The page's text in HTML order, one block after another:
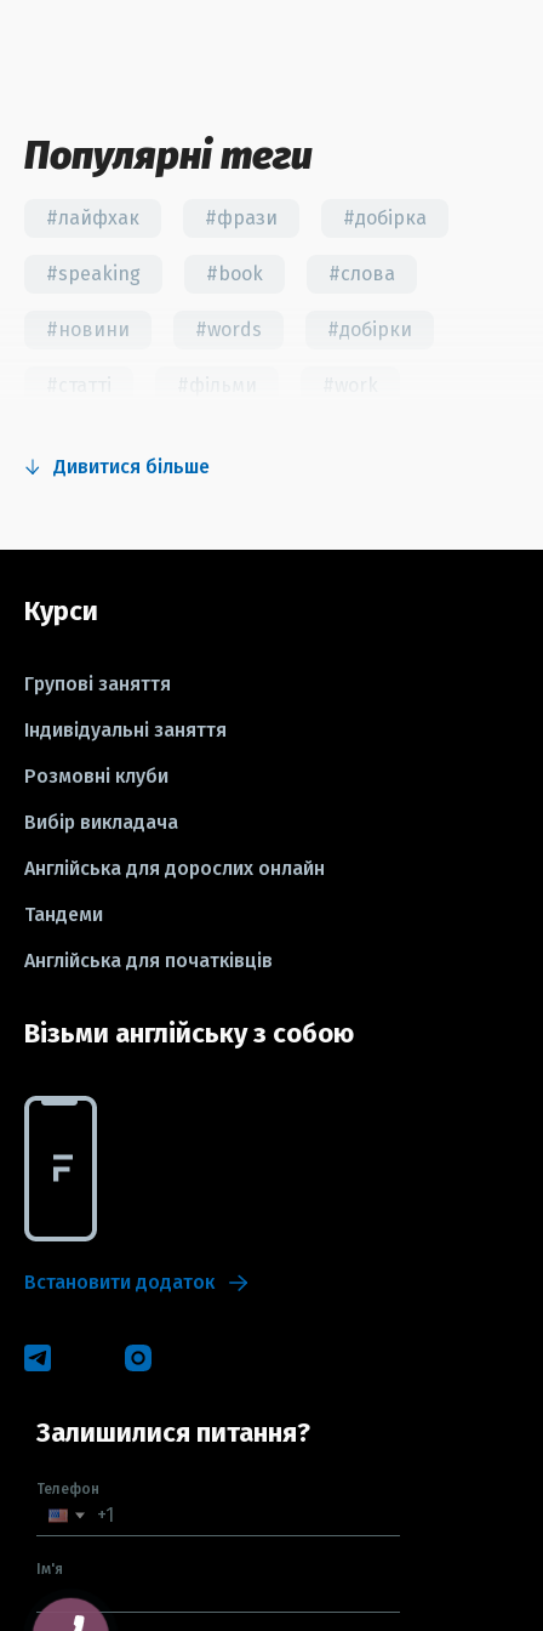
Популярні теги
#лайфхак #фрази #добірка
#speaking #book #слова
#новини #words #добірки
#grammar #writing #вправи
#пісні
#школа #ігри
#СV #резюме
#idioms
Дивитися більше
Курси
Групові заняття
Індивідуальні заняття
Розмовні клуби
Вибір викладача
Англійська для дорослих онлайн
Тандеми
Англійська для початківців
Візьми англійську з собою
Встановити додаток
Залишилися питання?
Телефон
Ім'я